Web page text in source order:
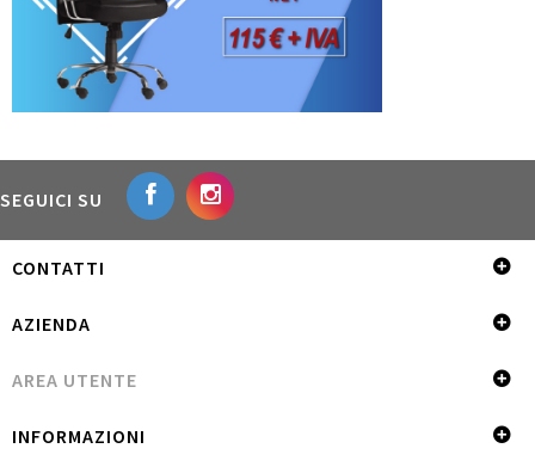
SEGUICI SU
CONTATTI
AZIENDA
AREA UTENTE
INFORMAZIONI